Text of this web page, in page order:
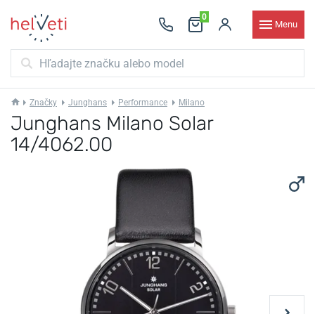
0
Menu
Značky Junghans Performance Milano
Junghans Milano Solar
14/4062.00